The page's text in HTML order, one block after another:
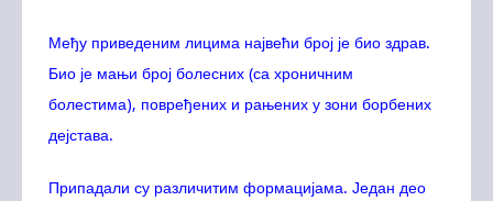
Међу приведеним лицима највећи број је био здрав.
Био је мањи број болесних (са хроничним
болестима), повређених и рањених у зони борбених
дејстава.
Припадали су различитим формацијама. Један део